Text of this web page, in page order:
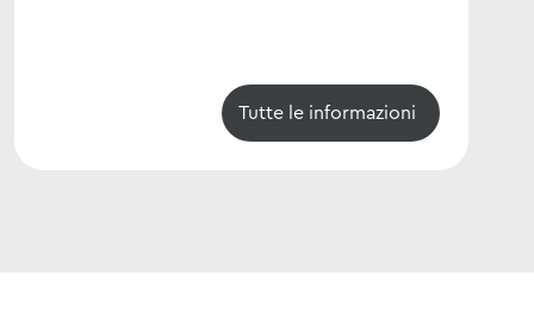
Tutte le informazioni